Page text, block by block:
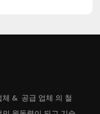
& 공급 업체 의 철